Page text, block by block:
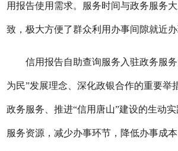
用报告使用需求。服务时间与政务服务
致，极大方便了群众利用办事间隙就近办
信用报告自助查询服务入驻政务服务
为民”发展理念、深化政银合作的重要举
政务服务、推进“信用唐山”建设的生动
服务资源，减少办事环节，降低办事成本